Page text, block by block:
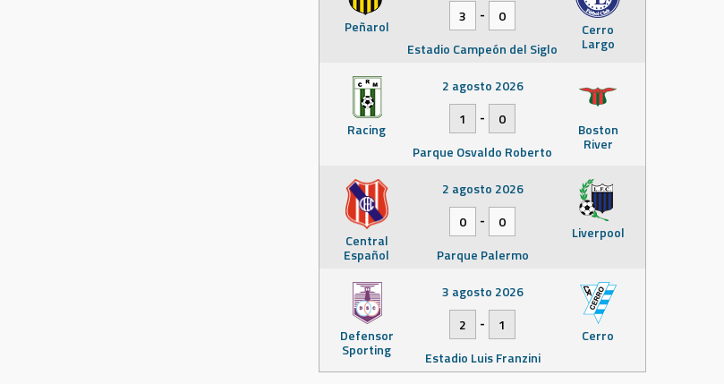
Peñarol Cerro
Largo
3
-
0
Estadio Campeón del Siglo
Racing Boston
River
2 agosto 2026
1
-
0
Parque Osvaldo Roberto
Central
Español
Liverpool
2 agosto 2026
0
-
0
Parque Palermo
Defensor
Sporting
Cerro
3 agosto 2026
2
-
1
Estadio Luis Franzini